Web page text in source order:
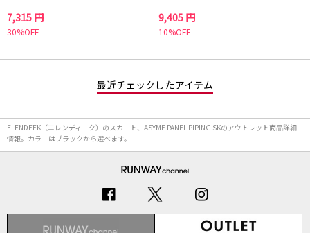
7,315 円
30%OFF
9,405 円
10%OFF
最近チェックしたアイテム
ELENDEEK（エレンディーク）のスカート、ASYME PANEL PIPING SKのアウトレット商品詳細
情報。カラーはブラックから選べます。